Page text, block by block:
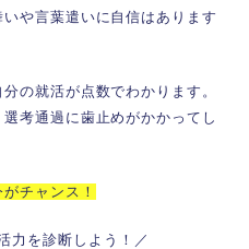
や言葉遣いに自信はあります
分の就活が点数でわかります。
考通過に歯止めがかかってし
チャンス！
力を診断しよう！／